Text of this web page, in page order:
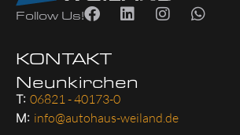
Follow Us!
KONTAKT
Neunkirchen
T: 06821 - 40173-0
M: info@autohaus-weiland.de